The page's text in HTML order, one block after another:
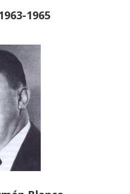
1965